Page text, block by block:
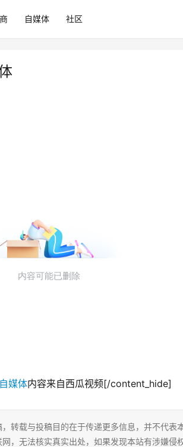
自媒体 社区
内容来自西瓜视频[/content_hide]
转载与投稿目的在于传递更多信息，并不代表
，无法核实真实出处，如果发现本站有涉嫌侵